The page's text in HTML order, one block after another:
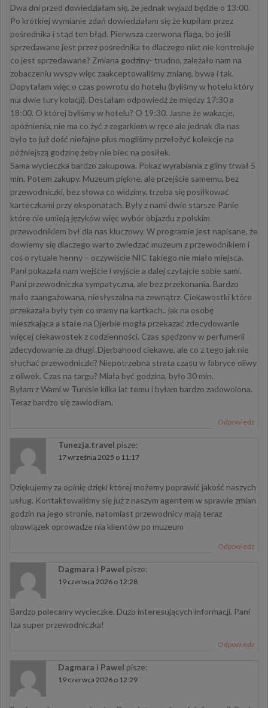
Dwa dni przed dowiedziałam się, że jednak wyjazd będzie o 13:00.
Po krótkiej wymianie zdań dowiedziałam się że kupiłam przez
pośrednika i stąd ten błąd. Pierwsza czerwona flaga, bo jeśli
sprzedawane jest przez pośrednika to dlaczego nikt nie kontroluje
co jest sprzedawane? Zmiana godziny- trudno, zależało nam na
zobaczeniu wyspy więc zaakceptowaliśmy zmianę, bywa i tak.
Dopytałam więc o czas powrotu do hotelu (byliśmy w hotelu który
ma dwie tury kolacji). Dostałam odpowiedź że między 17:30 a
18:00. O której byliśmy w hotelu? O 19:30. Jasne że wakacje,
opóźnienia, nie ma co żyć z zegarkiem w ręce ale jednak dla nas
było to już dość niefajne plus mogliśmy przełożyć kolekcje na
późniejszą godzinę żeby nie biec na posiłek.
Sama wycieczka bardzo zakupowa. Pokaz wyrabiania z gliny trwał 5
min. Potem zakupy. Muzeum piękne, ale przejście samemu, bez
przewodniczki, bez słowa co widzimy, trzeba się posiłkować
karteczkami przy eksponatach. Były z nami dwie starsze Panie
które nie umieją języków więc wybór objazdu z polskim
przewodnikiem był dla nas kluczowy. W programie jest napisane, że
dowiemy się dlaczego warto zwiedzać muzeum z przewodnikiem i
coś o rytuale henny – oczywiście NIC takiego nie miało miejsca.
Pani pokazała nam wejście i wyjście a dalej czytajcie sobie sami.
Pani przewodniczka sympatyczna, ale bez przekonania. Bardzo
mało zaangażowana, niesłyszalna na zewnątrz. Ciekawostki które
przekazała były tym co mamy na kartkach.. jak na osobę
mieszkająca a stałe na Djerbie mogła przekazać zdecydowanie
więcej ciekawostek z codzienności. Czas spędzony w perfumerii
zdecydowanie za długi. Djerbahood ciekawe, ale co z tego jak nie
słuchać przewodniczki? Niepotrzebna strata czasu w fabryce oliwy
z oliwek. Czas na targu? Miała być godzina, było 30 min.
Byłam z Wami w Tunisie kilka lat temu i byłam bardzo zadowolona.
Teraz bardzo się zawiodłam.
Odpowiedz
Tunezja.travel pisze:
17 września 2025 o 11:17
Dziękujemy za opinię dzięki której możemy poprawić jakość naszych
usług. Kontaktowaliśmy się już z naszym agentem w sprawie zmian
godzin na jego stronie, natomiast przewodnicy mają teraz
obowiązek oprowadze nia klientów po muzeum
Odpowiedz
Dagmara i Pawel pisze:
19 czerwca 2026 o 12:28
Bardzo polecamy wycieczke. Duzo interesujących informacji. Pani
Iza super przewodniczka!
Odpowiedz
Dagmara i Pawel pisze:
19 czerwca 2026 o 12:29